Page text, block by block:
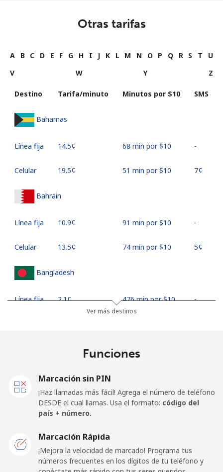
Otras tarifas
A B C D E F G H I J K L M N O P Q R S T
U
V
W Y Z
Destino Tarifa/minuto Minutos por ⁦$10⁩ SMS
Bahamas
Línea fija ⁦14.5¢⁩ 68 min por ⁦$10⁩ -
Celular ⁦19.5¢⁩ 51 min por ⁦$10⁩ ⁦7¢⁩
Bahrain
Línea fija ⁦10.9¢⁩ 91 min por ⁦$10⁩ -
Celular ⁦13.5¢⁩ 74 min por ⁦$10⁩ ⁦5¢⁩
Bangladesh
Línea fija ⁦2.1¢⁩ 476 min por ⁦$10⁩ -
Línea fija ⁦19.9¢⁩
⁦22.5¢⁩ 44 min por ⁦$10⁩ -
Línea fija ⁦40.9¢⁩ 24 min por ⁦$10⁩
Ver más destinos
Funciones
Marcación sin PIN
¡Haz llamadas más fácil! Agrega el número de teléfono
DESDE el cual llamas. Usa el formato: código del
país + número.
Marcación Rápida
¡Mejora la velocidad de marcado! Programa tus
números frecuentes en los dígitos de tu teléfono y